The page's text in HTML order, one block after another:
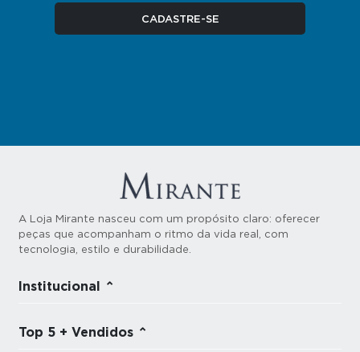
A Loja Mirante nasceu com um propósito claro: oferecer
peças que acompanham o ritmo da vida real, com
tecnologia, estilo e durabilidade.
Institucional
Top 5 + Vendidos